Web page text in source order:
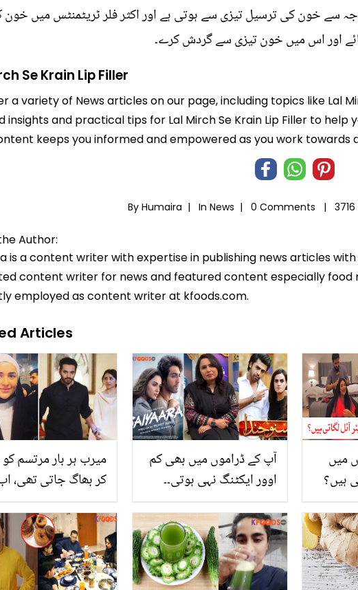
سے خون کی ترسیل تیزی سے ہوتی ہے اور اکثر فلر ٹریٹمنٹس میں
اور اس میں خون تیزی سے گردش کرے۔
Se Krain Lip Filler
a variety of News articles on our page, including topics like Lal
insights and practical tips for Lal Mirch Se Krain Lip Filler to
keeps you informed and empowered as you work towards
By Humaira | In News | 0 Comments |
Author:
is a content writer with expertise in publishing news articles
content writer for news and featured content especially food
employed as content writer at kfoods.com.
Articles
میرب ہر بار مرتسم
کر بھاگ جاتی تھی،
مقدس مقام کی
گئیں ہیں؟ مداح بھی
دعائیں کروانے لگے
آپ کے ڈراموں میں بھی کم
اوور ایکٹنگ نہی ہوتی۔۔
بھارتی فلم 'سیّارہ' پر تنقید
کرنا مہنگا پڑ گیا
میں
ہیں؟